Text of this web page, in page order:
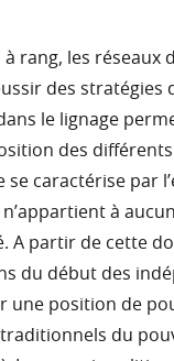
à rang, les réseaux
des stratégies
le lignage
des différents
se caractérise par
n’appartient à
A partir de cette
du début des
une position de
du